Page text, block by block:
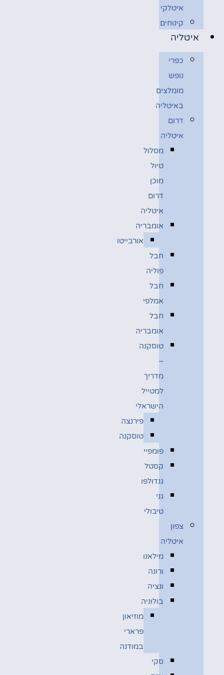
איטלקי
קינוחים
איטליה
כפרי
נופש
מומלצים
באיטליה
דרום
איטליה
מסלול
טיול
מוכן
דרום
איטליה
אומבריה
אורבייטו
חבל
פוליה
חבל
אמלפי
חבל
אומבריה
טוסקנה
–
מדריך
למטייל
הישראלי
פירנצה
טוסקנה
פומפיי
קסטל
גנדולפו
גני
טיבולי
צפון
איטליה
מילאנו
ורונה
ונציה
בולוניה
מוזיאון
פרארי
במודנה
סקי